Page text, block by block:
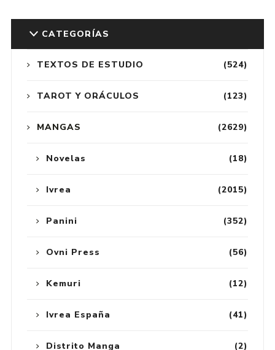
CATEGORÍAS
(524)
TEXTOS DE ESTUDIO
(123)
TAROT Y ORÁCULOS
(2629)
MANGAS
(18)
Novelas
(2015)
Ivrea
(352)
Panini
(56)
Ovni Press
(12)
Kemuri
(41)
Ivrea España
(2)
Distrito Manga